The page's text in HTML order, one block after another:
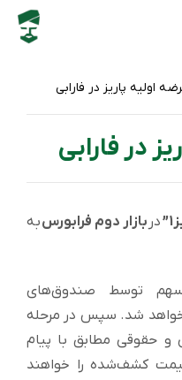
اولیه پاریز در فارابی
در فارابی
در بازار دوم فرابورسبه
توسط صندوق‌های
شد. سپس در مرحله
و حقوقی مطابق با پیام
کشف‌شده را خواهند